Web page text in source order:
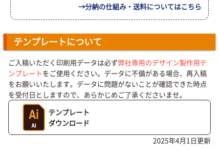
→分納の仕組み・送料についてはこちら
テンプレートについて
ご入稿いただく印刷用データは必ず弊社専用のデザイン製作用テ
ンプレートをご使用ください。データに不備がある場合、再入稿
をお願いいたします。データに問題がないことが確認できた時点
を受付日としますので、あらかじめご了承くださいませ。
テンプレート
ダウンロード
2025年4月1日更新